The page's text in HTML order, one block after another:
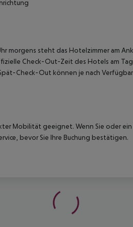
morgens steht das Hotelzimmer am
Check-Out-Zeit des Hotels am
Check-Out können je nach
Mobilität geeignet. Wenn Sie oder
bevor Sie Ihre Buchung bestätigen.